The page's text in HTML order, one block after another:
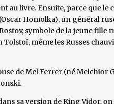
au livre. Ensuite, parce que le
Homolka), un général
symbole de la jeune fille
même les Russes
de Mel Ferrer (né Melchior
sa version de King Vidor,